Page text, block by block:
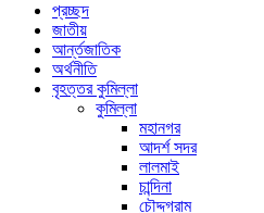
প্রচ্ছদ
জাতীয়
আর্ন্তজাতিক
অর্থনীতি
বৃহত্তর কুমিল্লা
কুমিল্লা
মহানগর
আদর্শ সদর
লালমাই
চান্দিনা
চৌদ্দগ্রাম